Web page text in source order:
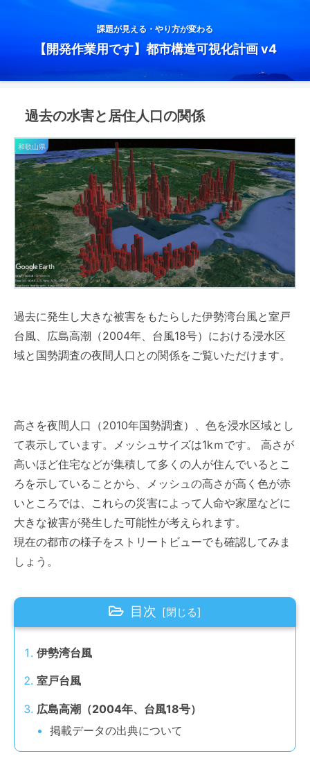
課題が見える・やり方が変わる
【開発作業用です】都市構造可視化計画 v4
過去の水害と居住人口の関係
和歌山県
過去に発生し大きな被害をもたらした伊勢湾台風と室戸
台風、広島高潮（2004年、台風18号）における浸水区
域と国勢調査の夜間人口との関係をご覧いただけます。
高さを夜間人口（2010年国勢調査）、色を浸水区域とし
て表示しています。メッシュサイズは1kｍです。 高さが
高いほど住宅などが集積して多くの人が住んでいるとこ
ろを示していることから、メッシュの高さが高く色が赤
いところでは、これらの災害によって人命や家屋などに
大きな被害が発生した可能性が考えられます。
現在の都市の様子をストリートビューでも確認してみま
しょう。
目次
伊勢湾台風
室戸台風
広島高潮（2004年、台風18号）
掲載データの出典について